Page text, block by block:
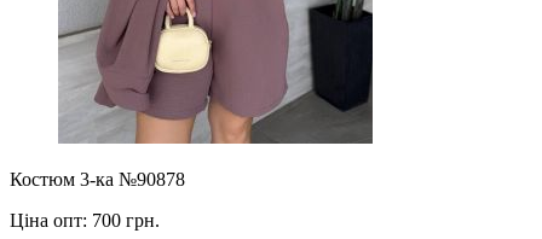
Костюм 3-ка №90878
Ціна опт: 700 грн.